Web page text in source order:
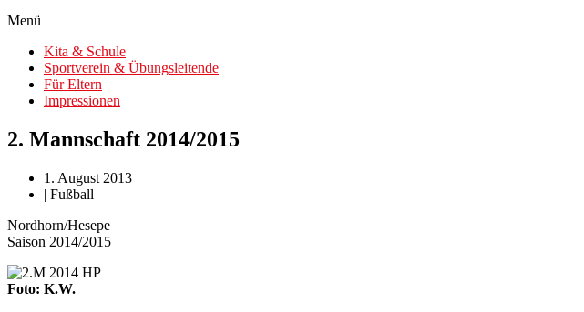
Menü
Kita & Schule
Sportverein & Übungsleitende
Für Eltern
Impressionen
2. Mannschaft 2014/2015
1. August 2013
| Fußball
Nordhorn/Hesepe
Saison 2014/2015
Foto: K.W.